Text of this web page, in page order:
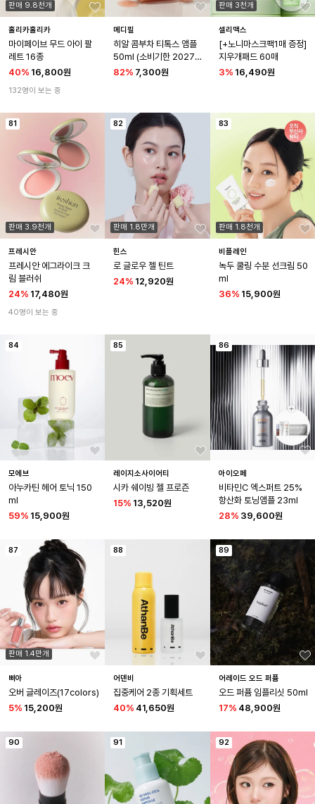
판매 9.8천개
홀리카홀리카
마이페이브 무드 아이 팔
레트 16종
40% 16,800원
132명이 보는 중
메디필
히알 콤부차 티톡스 앰플
50ml (소비기한 2027-
04-07)
82% 7,300원
판매 3천개
셀리맥스
[+노니마스크팩1매 증정]
지우개패드 60매
3% 16,490원
81
판매 3.9천개
프레시안
프레시안 에그라이크 크
림 블러쉬
24% 17,480원
40명이 보는 중
82
판매 1.8만개
힌스
로 글로우 젤 틴트
24% 12,920원
83
판매 1.8천개
비플레인
녹두 쿨링 수분 선크림 50
ml
36% 15,900원
84
모에브
아누카틴 헤어 토닉 150
ml
59% 15,900원
85
레이지소사이어티
시카 쉐이빙 젤 프로즌
15% 13,520원
86
아이오페
비타민C 엑스퍼트 25%
항산화 토닝앰플 23ml
28% 39,600원
87
판매 1.4만개
삐아
오버 글레이즈(17colors)
5% 15,200원
88
어덴비
집중케어 2종 기획세트
40% 41,650원
89
어레이드 오드 퍼퓸
오드 퍼퓸 임플리싯 50ml
17% 48,900원
90 91 92